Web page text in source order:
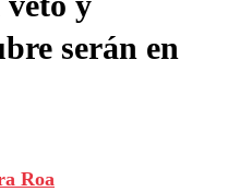
serán en
Roa